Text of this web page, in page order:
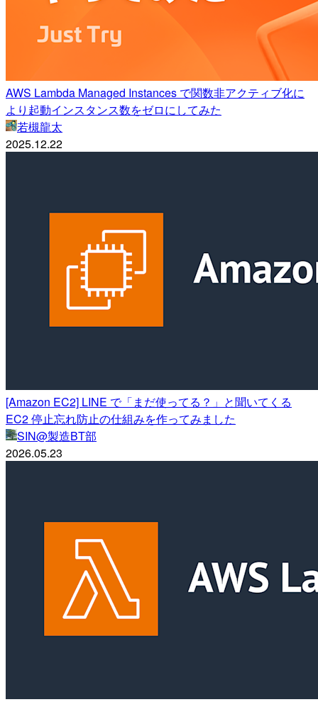
AWS Lambda Managed Instances で関数非アクティブ化に
より起動インスタンス数をゼロにしてみた
若槻龍太
2025.12.22
[Amazon EC2] LINE で「まだ使ってる？」と聞いてくる
EC2 停止忘れ防止の仕組みを作ってみました
SIN@製造BT部
2026.05.23